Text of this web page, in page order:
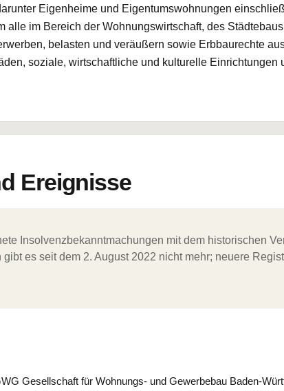
Eigenheime und Eigentumswohnungen
im Bereich der Wohnungswirtschaft, des
belasten und veräußern sowie Erbbaurechte
soziale, wirtschaftliche und kulturelle Einrichtungen
Ereignisse
Insolvenzbekanntmachungen mit dem historischen
es seit dem 2. August 2022 nicht mehr; neuere
Gesellschaft für Wohnungs- und Gewerbebau Baden-